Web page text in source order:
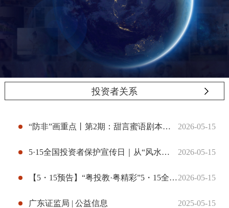
投资者关系
“防非”画重点丨第2期：甜言蜜语剧本深 骗人钱财歹意真 2026-05-15
5·15全国投资者保护宣传日｜从“风水荐股”到“话术陷阱”——您有一份防非指南请查收 2026-05-15
【5・15预告】“粤投教·粤精彩”5・15全国投资者保护宣传日活动线上讲座课程 2026-05-15
广东证监局 | 公益信息 2025-05-15